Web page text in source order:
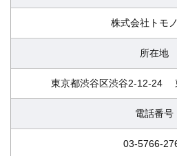
株式会社トモ
所在地
東京都渋谷区渋谷2-12-24
電話番号
03-5766-